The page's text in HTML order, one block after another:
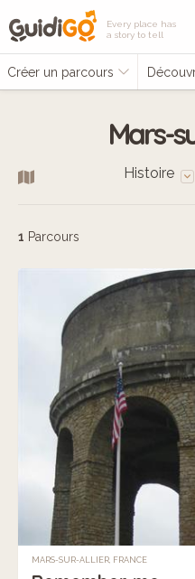
Every place has
a story to tell
Créer un parcours
Mars-
Histoire
1 Parcours
MARS-SUR-ALLIER, FRANCE